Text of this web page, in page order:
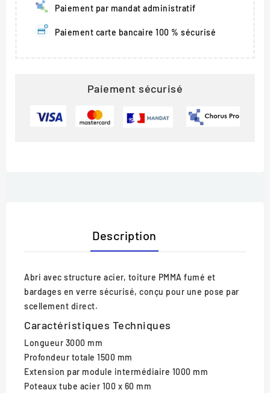
Paiement par mandat administratif
Paiement carte bancaire 100 % sécurisé
Paiement sécurisé
Description
Abri avec structure acier, toiture PMMA fumé et
bardages en verre sécurisé, conçu pour une pose par
scellement direct.
Caractéristiques Techniques
Longueur 3000 mm
Profondeur totale 1500 mm
Extension par module intermédiaire 1000 mm
Poteaux tube acier 100 x 60 mm